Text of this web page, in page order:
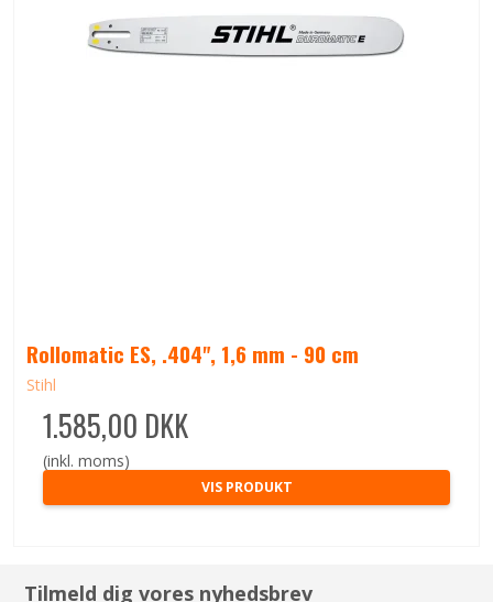
Rollomatic ES, .404", 1,6 mm - 90 cm
Stihl
1.585,00 DKK
(inkl. moms)
VIS PRODUKT
Tilmeld dig vores nyhedsbrev